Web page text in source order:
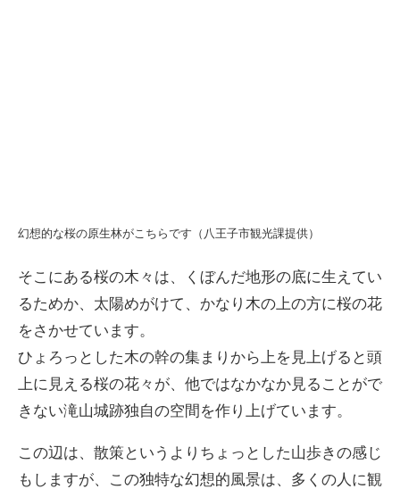
幻想的な桜の原生林がこちらです（八王子市観光課提供）
そこにある桜の木々は、くぼんだ地形の底に生えてい
るためか、太陽めがけて、かなり木の上の方に桜の花
をさかせています。
ひょろっとした木の幹の集まりから上を見上げると頭
上に見える桜の花々が、他ではなかなか見ることがで
きない滝山城跡独自の空間を作り上げています。
この辺は、散策というよりちょっとした山歩きの感じ
もしますが、この独特な幻想的風景は、多くの人に観